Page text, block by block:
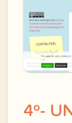
4º-